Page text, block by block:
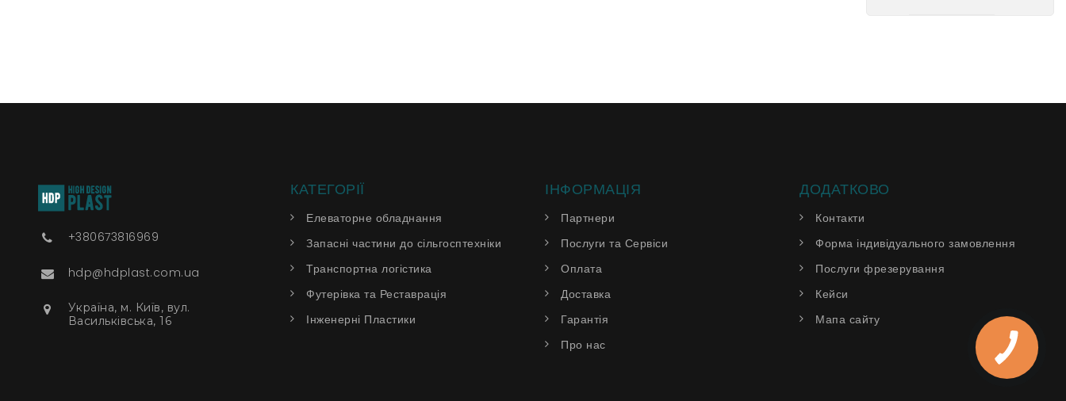
+380673816969
hdp@hdplast.com.ua
Українa, м. Київ, вул.
Васильківська, 16
КАТЕГОРІЇ
Елеваторне обладнання
Запасні частини до сільгосптехніки
Транспортна логістика
Футерівка та Реставрація
Інженерні Пластики
ІНФОРМАЦІЯ
Партнери
Послуги та Сервіси
Оплата
Доставка
Гарантія
Про нас
ДОДАТКОВО
Контакти
Форма індивідуального замовлення
Послуги фрезерування
Кейси
Мапа сайту